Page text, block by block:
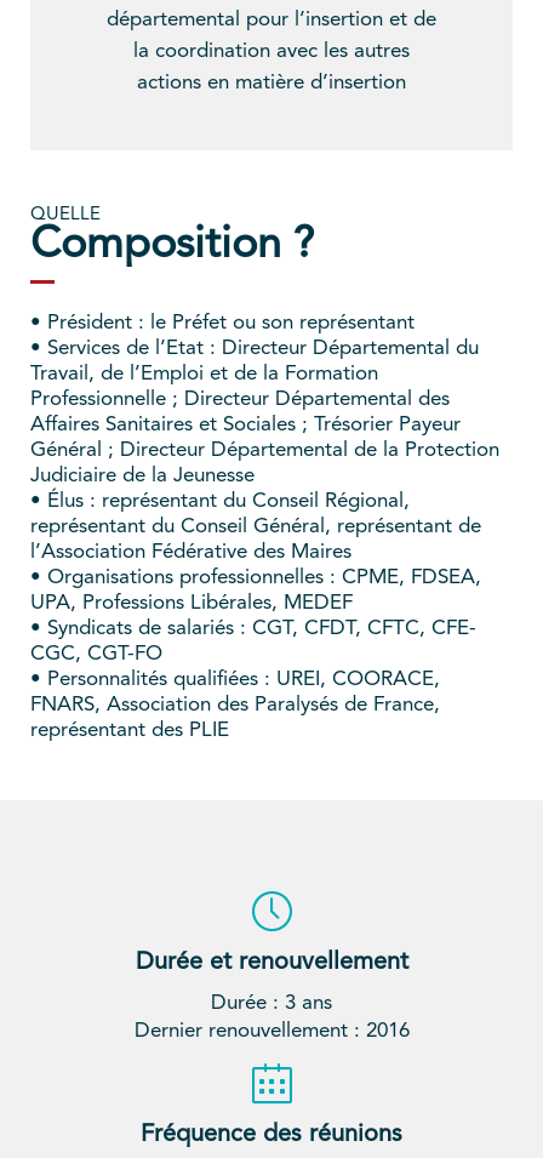
départemental pour l’insertion et de
la coordination avec les autres
actions en matière d’insertion
QUELLE
Composition ?
• Président : le Préfet ou son représentant
• Services de l’Etat : Directeur Départemental du
Travail, de l’Emploi et de la Formation
Professionnelle ; Directeur Départemental des
Affaires Sanitaires et Sociales ; Trésorier Payeur
Général ; Directeur Départemental de la Protection
Judiciaire de la Jeunesse
• Élus : représentant du Conseil Régional,
représentant du Conseil Général, représentant de
l’Association Fédérative des Maires
• Organisations professionnelles : CPME, FDSEA,
UPA, Professions Libérales, MEDEF
• Syndicats de salariés : CGT, CFDT, CFTC, CFE-
CGC, CGT-FO
• Personnalités qualifiées : UREI, COORACE,
FNARS, Association des Paralysés de France,
représentant des PLIE
Durée et renouvellement
Durée : 3 ans
Dernier renouvellement : 2016
Fréquence des réunions